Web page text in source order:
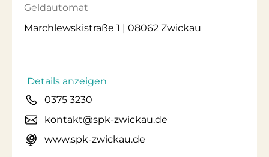
Geldautomat
Marchlewskistraße 1 | 08062 Zwickau
Details anzeigen
0375 3230
kontakt@spk-zwickau.de
www.spk-zwickau.de